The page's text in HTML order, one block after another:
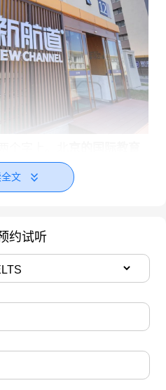
民办国际校、外籍人员子
类型、招生门槛、校园文
搞明白的家长毕竟是少
值被推到了前所未有的高
地提供高中择校服务的主
分为三类。一类是从早年
够宽，但对本地各校内部
感。第二类是个人色彩鲜
文
约试听